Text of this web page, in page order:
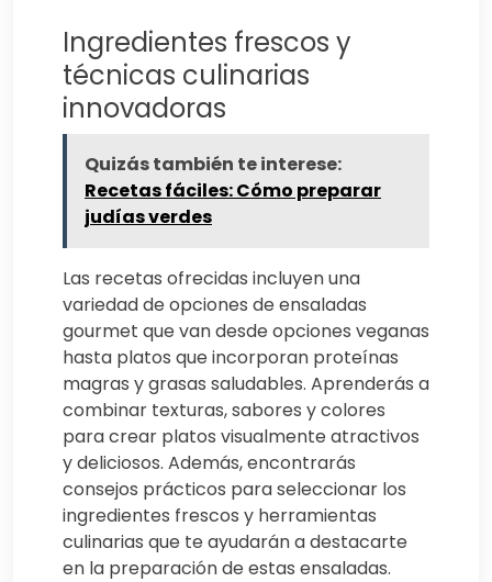
Ingredientes frescos y
técnicas culinarias
innovadoras
Quizás también te interese:
Recetas fáciles: Cómo preparar
judías verdes
Las recetas ofrecidas incluyen una
variedad de opciones de ensaladas
gourmet que van desde opciones veganas
hasta platos que incorporan proteínas
magras y grasas saludables. Aprenderás a
combinar texturas, sabores y colores
para crear platos visualmente atractivos
y deliciosos. Además, encontrarás
consejos prácticos para seleccionar los
ingredientes frescos y herramientas
culinarias que te ayudarán a destacarte
en la preparación de estas ensaladas.